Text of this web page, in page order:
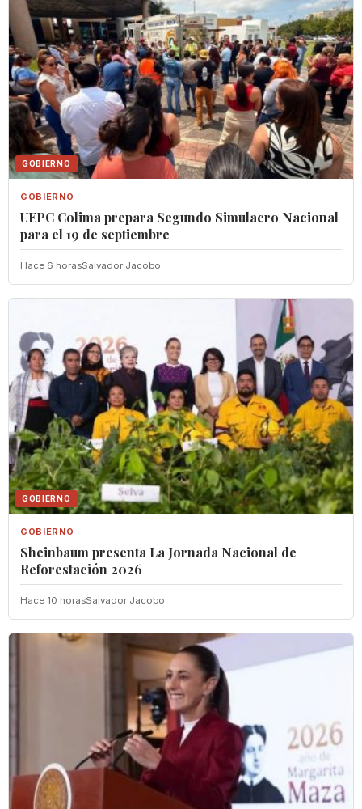
GOBIERNO
GOBIERNO
UEPC Colima prepara Segundo Simulacro Nacional
para el 19 de septiembre
Hace 6 horasSalvador Jacobo
GOBIERNO
GOBIERNO
Sheinbaum presenta La Jornada Nacional de
Reforestación 2026
Hace 10 horasSalvador Jacobo